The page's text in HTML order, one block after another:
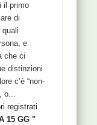
il primo
di
quali
e
che ci
distinzioni
c’è “non-
o...
registrati
15 GG "